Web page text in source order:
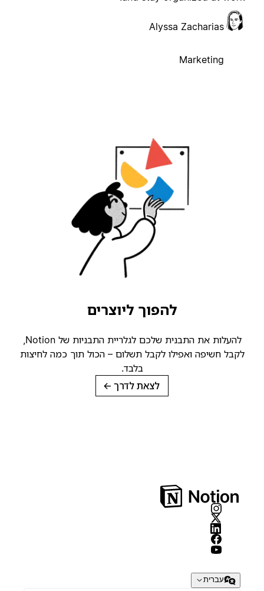
Alyssa Zacharias
Marketing
להפוך ליוצרים
להעלות את התבנית שלכם לגלריית התבניות של Notion,
לקבל חשיפה ואפילו לקבל תשלום – הכול תוך כמה לחיצות
בלבד.
לצאת לדרך→
עברית